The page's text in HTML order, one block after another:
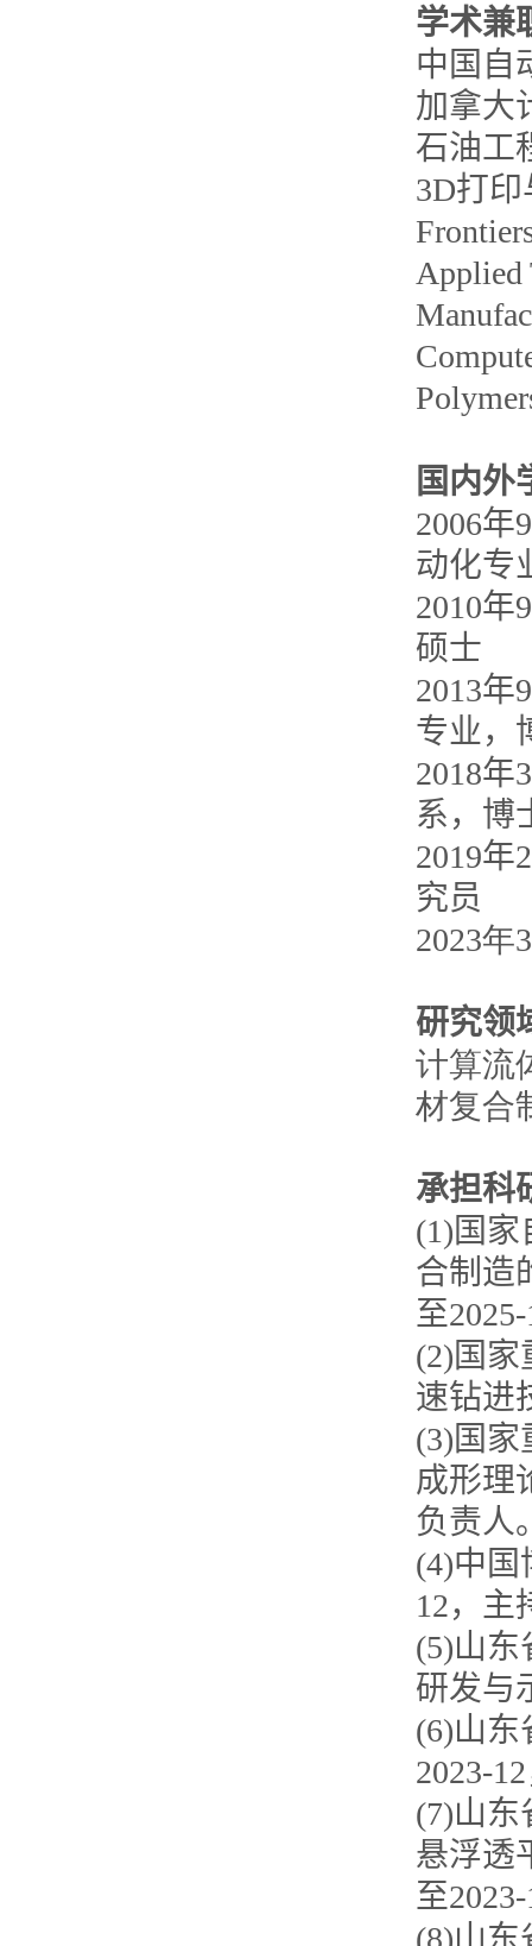
学术兼
中国自
加拿大
石油工
3D打印
Applied
国内外
2006年9
动化专
2010年9
硕士
2013年9
专业，
2018年3
系，博
2019年2
究员
2023年3
研究领
计算流
材复合
承担科
(1) 国
合制造
至
(2) 国
速钻进
(3) 国
成形理
负责人
(4)中国
12，主
(5)山东
研发与
(6)山东
2023-12
(7)山东
悬浮透
至
(8)山东